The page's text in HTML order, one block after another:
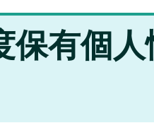
保有個